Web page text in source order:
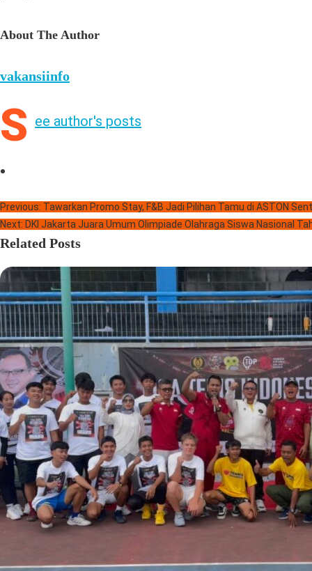
About The Author
vakansiinfo
S ee author's posts
Previous: Tawarkan Promo Stay, F&B Jadi Pilihan Tamu di ASTON
Next: DKI Jakarta Juara Umum Olimpiade Olahraga Siswa Nasional
Related Posts